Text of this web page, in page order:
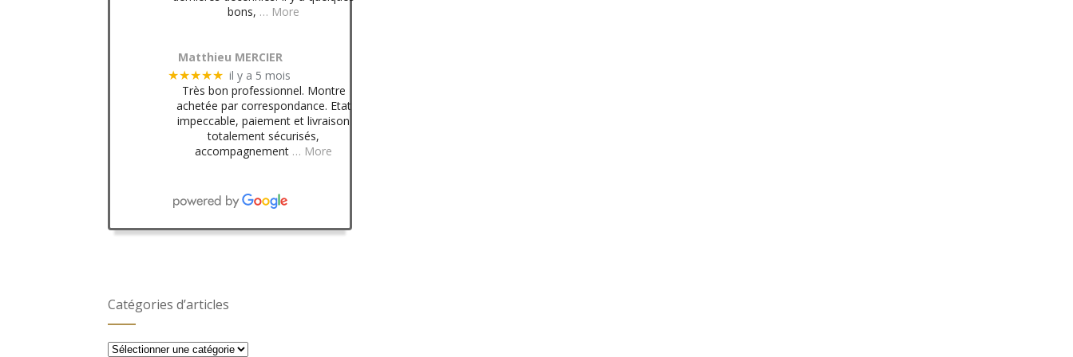
bons, … More
Matthieu MERCIER
★★★★★ il y a 5 mois
Très bon professionnel. Montre
achetée par correspondance. Etat
impeccable, paiement et livraison
totalement sécurisés,
accompagnement … More
Catégories d’articles
Catégories